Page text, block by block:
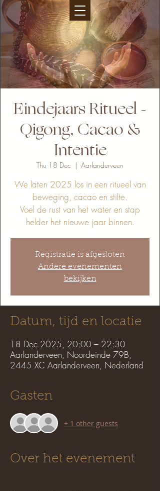
Eindejaars Ritueel -
Qigong, Cacao &
Intentie
Thu 18 Dec
  |
Aarlanderveen
We laten 2025 los in een ritueel van
beweging, cacao en stilte.
Voel de rust van het water en stap
helder het nieuwe jaar binnen.
Registratie is afgesloten
Andere evenementen
bekijken
Datum, tijd en locatie
18 Dec 2025, 20:00 – 22:30
Aarlanderveen, Noordeinde 79B,
2445 XC Aarlanderveen, Nederland
Gasten
+ 1 other guests
Over het evenement